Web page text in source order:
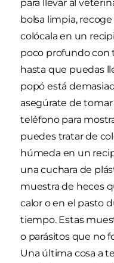
para llevar al
bolsa limpia,
colócala en un
poco profundo con
hasta que puedas
popó está
asegúrate de
teléfono para
puedes tratar de
húmeda en un
una cuchara de
muestra de heces
calor o en el pasto
tiempo. Estas
o parásitos que no
Una última cosa a